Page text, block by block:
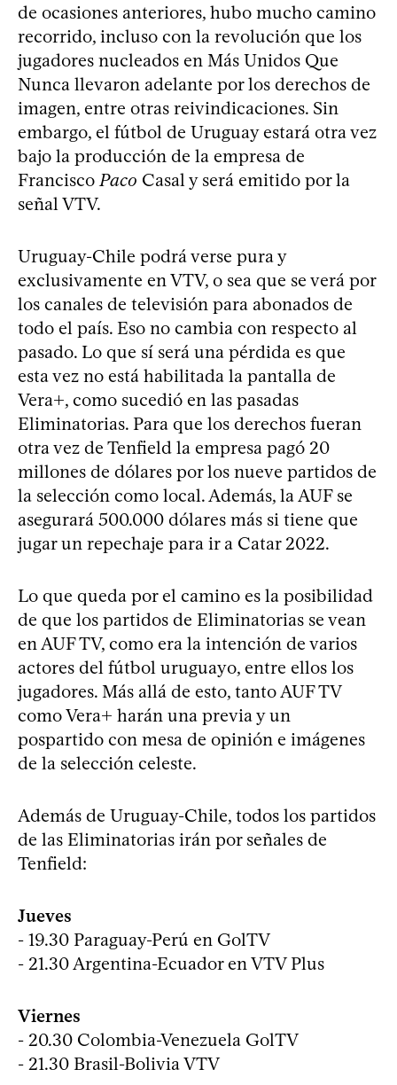
de ocasiones anteriores, hubo mucho camino
recorrido, incluso con la revolución que los
jugadores nucleados en Más Unidos Que
Nunca llevaron adelante por los derechos de
imagen, entre otras reivindicaciones. Sin
embargo, el fútbol de Uruguay estará otra vez
bajo la producción de la empresa de
Francisco Paco Casal y será emitido por la
señal VTV.
Uruguay-Chile podrá verse pura y
exclusivamente en VTV, o sea que se verá por
los canales de televisión para abonados de
todo el país. Eso no cambia con respecto al
pasado. Lo que sí será una pérdida es que
esta vez no está habilitada la pantalla de
Vera+, como sucedió en las pasadas
Eliminatorias. Para que los derechos fueran
otra vez de Tenfield la empresa pagó 20
millones de dólares por los nueve partidos de
la selección como local. Además, la AUF se
asegurará 500.000 dólares más si tiene que
jugar un repechaje para ir a Catar 2022.
Lo que queda por el camino es la posibilidad
de que los partidos de Eliminatorias se vean
en AUF TV, como era la intención de varios
actores del fútbol uruguayo, entre ellos los
jugadores. Más allá de esto, tanto AUF TV
como Vera+ harán una previa y un
pospartido con mesa de opinión e imágenes
de la selección celeste.
Además de Uruguay-Chile, todos los partidos
de las Eliminatorias irán por señales de
Tenfield:
Jueves
- 19.30 Paraguay-Perú en GolTV
- 21.30 Argentina-Ecuador en VTV Plus
Viernes
- 20.30 Colombia-Venezuela GolTV
- 21.30 Brasil-Bolivia VTV